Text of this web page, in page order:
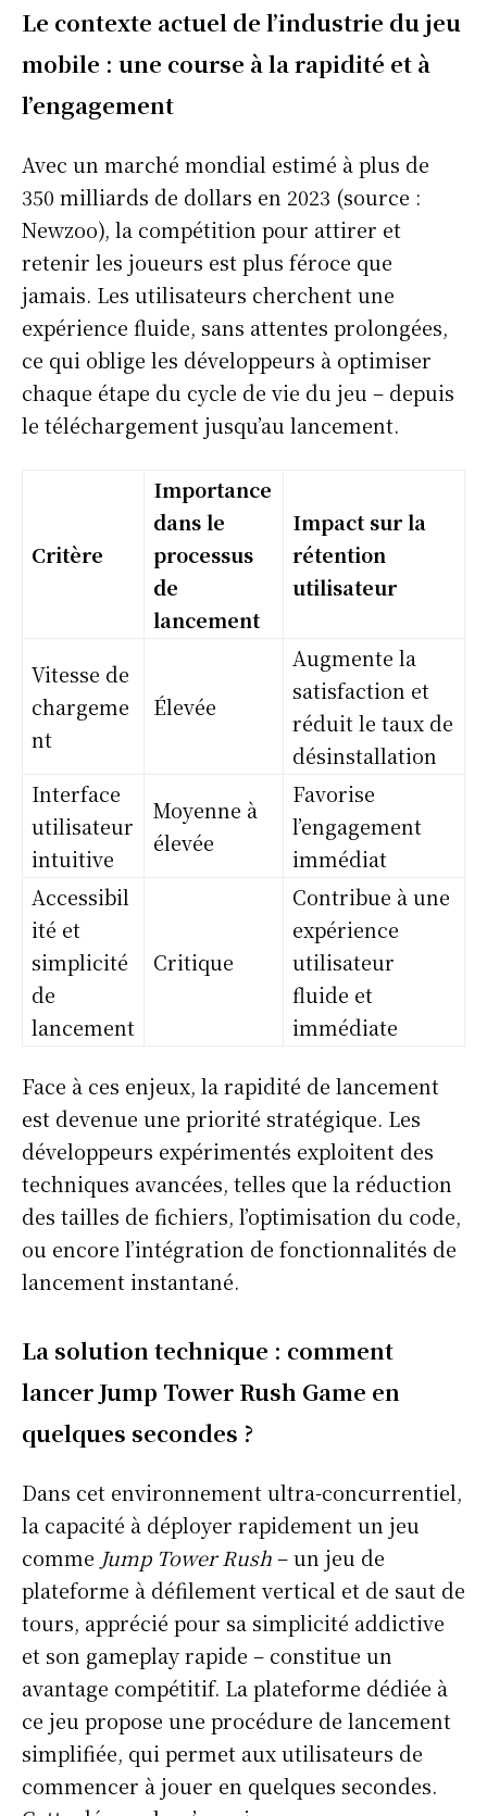
Le contexte actuel de l’industrie du jeu
mobile : une course à la rapidité et à
l’engagement
Avec un marché mondial estimé à plus de
350 milliards de dollars en 2023 (source :
Newzoo), la compétition pour attirer et
retenir les joueurs est plus féroce que
jamais. Les utilisateurs cherchent une
expérience fluide, sans attentes prolongées,
ce qui oblige les développeurs à optimiser
chaque étape du cycle de vie du jeu – depuis
le téléchargement jusqu’au lancement.
Critère
Importance
dans le
processus
de
lancement
Impact sur la
rétention
utilisateur
Vitesse de
chargeme
nt
Élevée
Augmente la
satisfaction et
réduit le taux de
désinstallation
Interface
utilisateur
intuitive
Moyenne à
élevée
Favorise
l’engagement
immédiat
Accessibil
ité et
simplicité
de
lancement
Critique
Contribue à une
expérience
utilisateur
fluide et
immédiate
Face à ces enjeux, la rapidité de lancement
est devenue une priorité stratégique. Les
développeurs expérimentés exploitent des
techniques avancées, telles que la réduction
des tailles de fichiers, l’optimisation du code,
ou encore l’intégration de fonctionnalités de
lancement instantané.
La solution technique : comment
lancer Jump Tower Rush Game en
quelques secondes ?
Dans cet environnement ultra-concurrentiel,
la capacité à déployer rapidement un jeu
comme Jump Tower Rush– un jeu de
plateforme à défilement vertical et de saut de
tours, apprécié pour sa simplicité addictive
et son gameplay rapide – constitue un
avantage compétitif. La plateforme dédiée à
ce jeu propose une procédure de lancement
simplifiée, qui permet aux utilisateurs de
commencer à jouer en quelques secondes.